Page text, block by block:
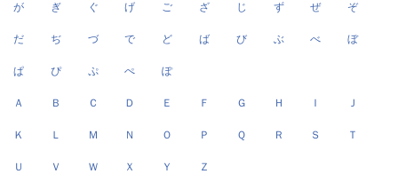
が ぎ ぐ げ ご ざ じ ず ぜ ぞ
だ ぢ づ で ど ば び ぶ べ ぼ
ぱ ぴ ぷ ぺ ぽ
Ａ Ｂ Ｃ Ｄ Ｅ Ｆ Ｇ Ｈ Ｉ Ｊ
Ｋ Ｌ Ｍ Ｎ Ｏ Ｐ Ｑ Ｒ Ｓ Ｔ
Ｕ Ｖ Ｗ Ｘ Ｙ Ｚ